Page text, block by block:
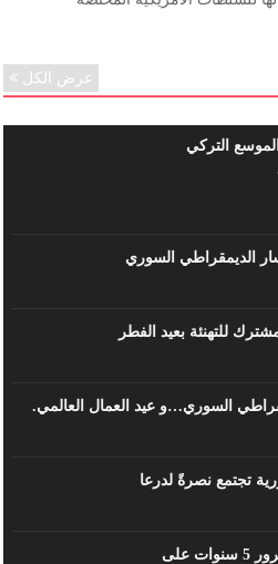
عرض الكل
الموسع التركي
الديمقراطي السوري
للتهنئة بعيد الفطر
السوري…و عيد العمال العالمي.
تجتمع نصرةً لدرعا
احتفالية بمناسبة مرور 5 سنوات على